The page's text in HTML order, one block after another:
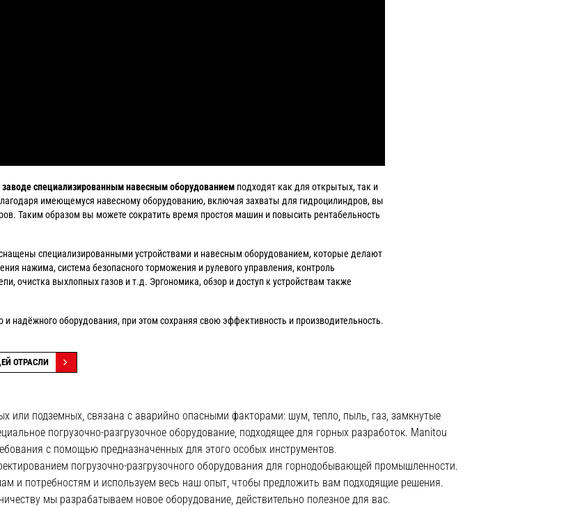
специализированным навесным оборудованиемподходят как для открытых, так и
имеющемуся навесному оборудованию, включая захваты для гидроцилиндров, вы
Таким образом вы можете сократить время простоя машин и повысить рентабельность
специализированными устройствами и навесным оборудованием, которые делают
нажима, система безопасного торможения и рулевого управления, контроль
очистка выхлопных газов и т.д. Эргономика, обзор и доступ к устройствам также
надёжного оборудования, при этом сохраняя свою эффективность и производительность.
ОТРАСЛИ
или подземных, связана с аварийно опасными факторами: шум, тепло, пыль, газ, замкнутые
погрузочно-разгрузочное оборудование, подходящее для горных разработок. Manitou
с помощью предназначенных для этого особых инструментов.
погрузочно-разгрузочного оборудования для горнодобывающей промышленности.
и потребностям и используем весь наш опыт, чтобы предложить вам подходящие решения.
мы разрабатываем новое оборудование, действительно полезное для вас.